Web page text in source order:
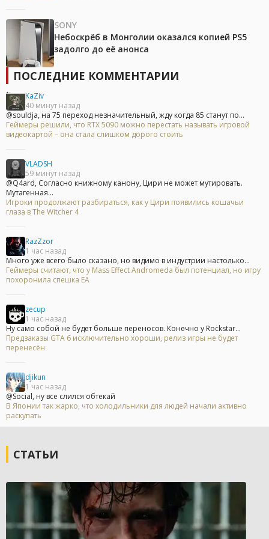
SONY
Небоскрёб в Монголии оказался копией PS5
задолго до её анонса
ПОСЛЕДНИЕ КОММЕНТАРИИ
KaZiv
40 минут назад
@souldja, на 75 переход незначительный, жду когда 85 станут по...
Геймеры решили, что RTX 5090 можно перестать называть игровой
видеокартой – она стала слишком дорого стоить
VLADSH
59 минут назад
@Q4ard, Согласно книжному канону, Цири не может мутировать.
Мутагенная...
Игроки продолжают разбираться, как у Цири появились кошачьи
глаза в The Witcher 4
RazZzor
1 час назад
Много уже всего было сказано, но видимо в индустрии настолько...
Геймеры считают, что у Mass Effect Andromeda был потенциал, но игру
похоронила спешка EA
zecup
1 час назад
Ну само собой не будет больше переносов. Конечно у Rockstar...
Предзаказы GTA 6 исключительно хороши, релиз игры не будет
перенесён
djikun
1 час назад
@Social, ну все слился обтекай
В Японии так жарко, что холодильники для людей начали активно
раскупать
СТАТЬИ